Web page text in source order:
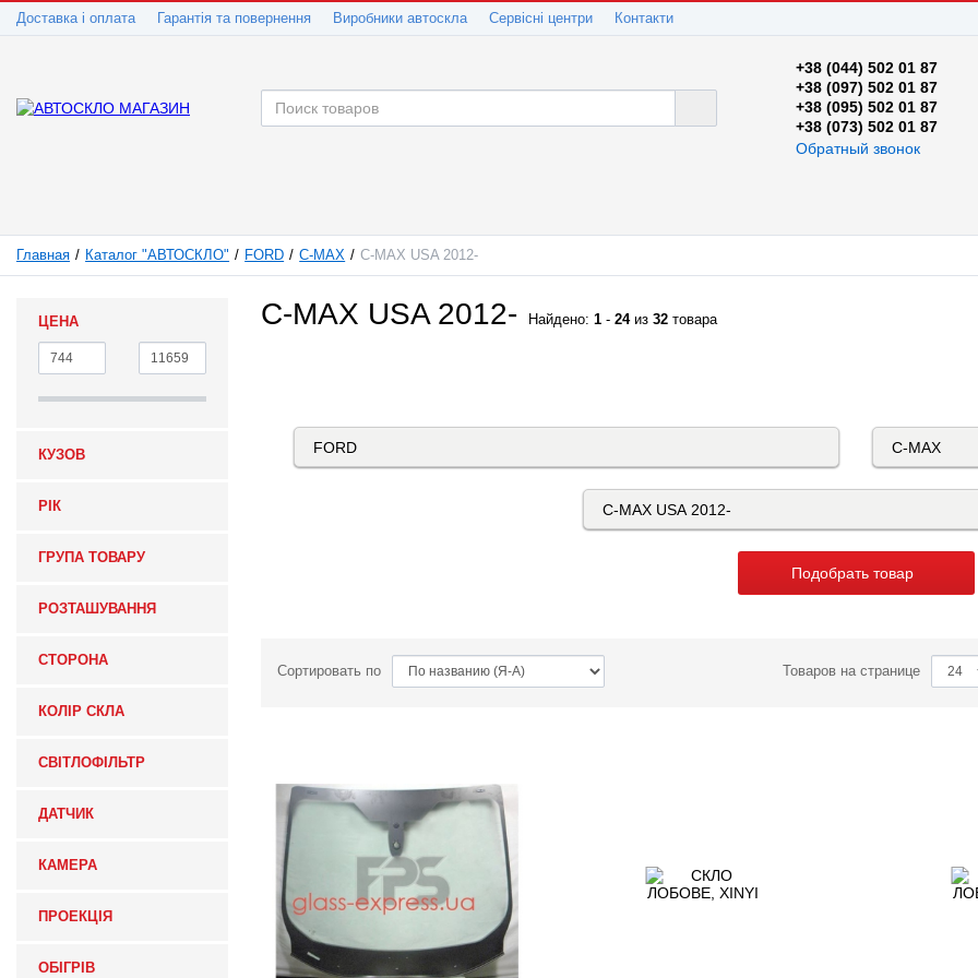
Доставка і оплата Гарантія та повернення Виробники автоскла Сервісні центри Контакти
+38 (044) 502 01 87
+38 (097) 502 01 87
+38 (095) 502 01 87
+38 (073) 502 01 87
Обратный звонок
Главная Каталог "АВТОСКЛО" FORD C-MAX C-MAX USA 2012-
ЦЕНА
КУЗОВ
РІК
ГРУПА ТОВАРУ
РОЗТАШУВАННЯ
СТОРОНА
КОЛІР СКЛА
СВІТЛОФІЛЬТР
ДАТЧИК
КАМЕРА
ПРОЕКЦІЯ
ОБІГРІВ
C-MAX USA 2012- Найдено: 1 - 24из 32 товара
Подобрать товар
Сортировать по Товаров на странице